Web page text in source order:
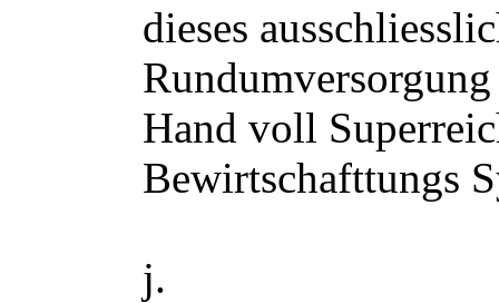
dieses
Hand voll
Bewirtschafttungs
j.